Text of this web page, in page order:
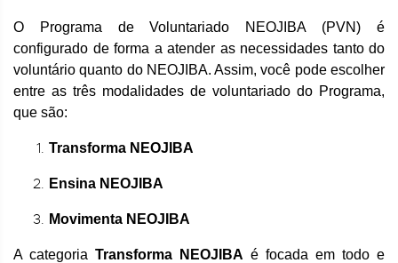
O Programa de Voluntariado NEOJIBA (PVN) é
configurado de forma a atender as necessidades tanto do
voluntário quanto do NEOJIBA. Assim, você pode escolher
entre as três modalidades de voluntariado do Programa,
que são:
Transforma NEOJIBA
Ensina NEOJIBA
Movimenta NEOJIBA
A categoria Transforma NEOJIBA é focada em todo e